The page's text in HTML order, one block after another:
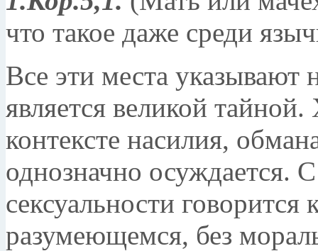
что такое даже среди
Все эти места указывают
является великой
контексте насилия,
однозначно осуждается.
сексуальности
разумеющемся, без